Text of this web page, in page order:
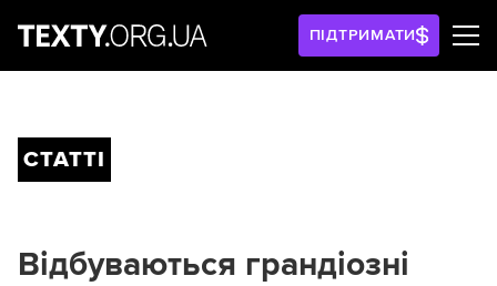
ПІДТРИМАТИ
СТАТТІ
Відбуваються грандіозні